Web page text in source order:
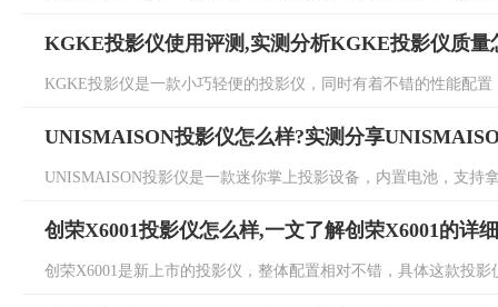
KGKE投影仪使用评测,实测分析KGKE投影仪质量
KGKE投影仪是一款小巧轻便的投影仪，同时有着不错的性能配
UNISMAISON投影仪怎么样?实测分享
UNISMAISON投影仪是一款迷你掌上投影设备，内置电池，支持
创荣X6001投影仪怎么样,一文了解创荣X6001的详
创荣X6001是新上市的投影仪，整体配置相对不错，具体这款投